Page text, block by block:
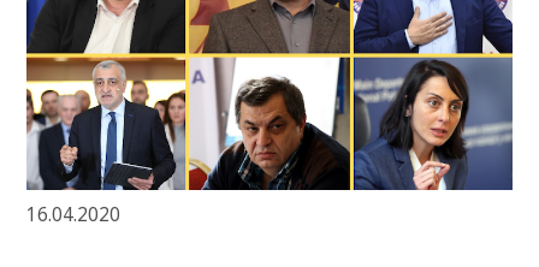
16.04.2020